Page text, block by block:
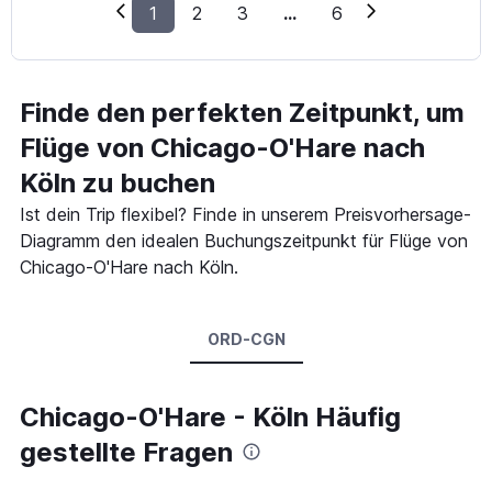
1 2 3 ... 6
Finde den perfekten Zeitpunkt, um
Flüge von Chicago-O'Hare nach
Köln zu buchen
Ist dein Trip flexibel? Finde in unserem Preisvorhersage-
Diagramm den idealen Buchungszeitpunkt für Flüge von
Chicago-O'Hare nach Köln.
ORD-CGN
Chicago-O'Hare - Köln Häufig
gestellte Fragen